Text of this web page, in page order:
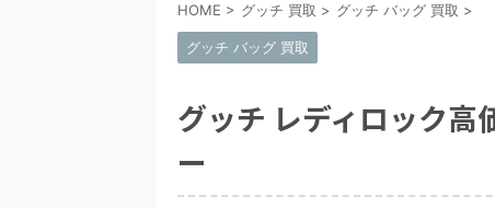
HOME > グッチ 買取 > グッチ バッグ 買取 >
グッチ バッグ 買取
グッチ レディロック高
ー